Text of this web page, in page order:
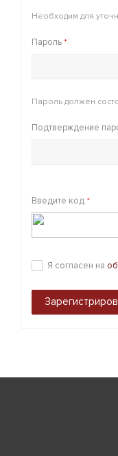
Необходим для
Пароль *
Пароль должен
Подтверждение
Введите код *
Я согласен на